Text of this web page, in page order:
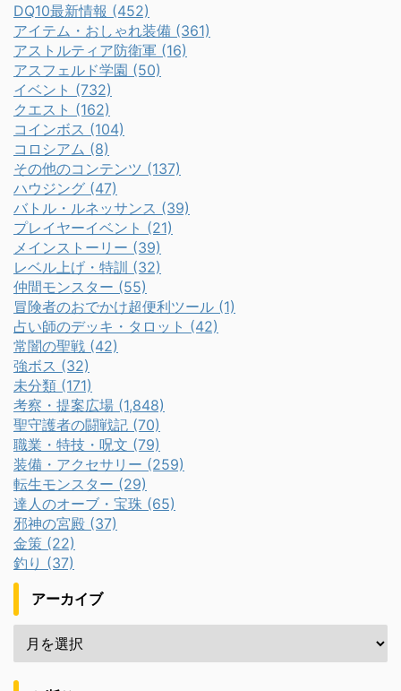
DQ10最新情報 (452)
アイテム・おしゃれ装備 (361)
アストルティア防衛軍 (16)
アスフェルド学園 (50)
イベント (732)
クエスト (162)
コインボス (104)
コロシアム (8)
その他のコンテンツ (137)
ハウジング (47)
バトル・ルネッサンス (39)
プレイヤーイベント (21)
メインストーリー (39)
レベル上げ・特訓 (32)
仲間モンスター (55)
冒険者のおでかけ超便利ツール (1)
占い師のデッキ・タロット (42)
常闇の聖戦 (42)
強ボス (32)
未分類 (171)
考察・提案広場 (1,848)
聖守護者の闘戦記 (70)
職業・特技・呪文 (79)
装備・アクセサリー (259)
転生モンスター (29)
達人のオーブ・宝珠 (65)
邪神の宮殿 (37)
金策 (22)
釣り (37)
アーカイブ